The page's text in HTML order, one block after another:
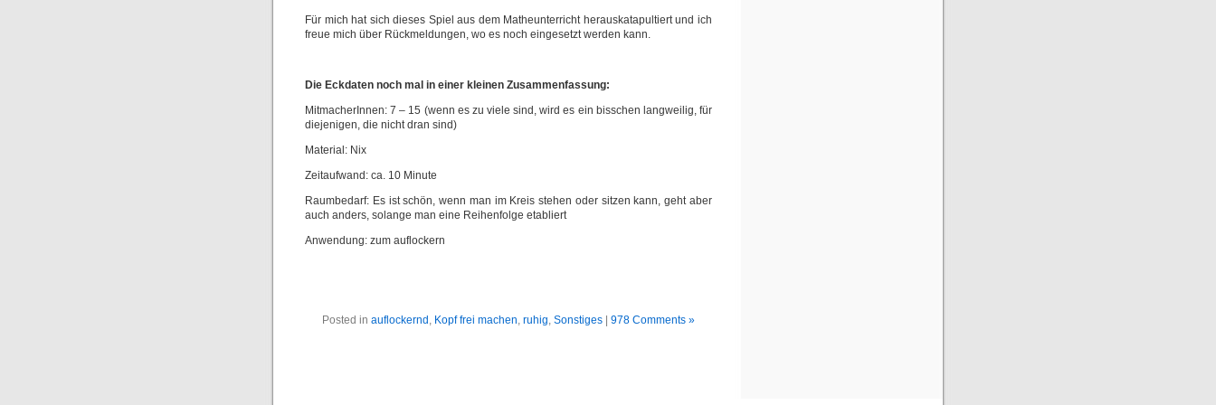
Für mich hat sich dieses Spiel aus dem Matheunterricht herauskatapultiert und ich
freue mich über Rückmeldungen, wo es noch eingesetzt werden kann.
Die Eckdaten noch mal in einer kleinen Zusammenfassung:
MitmacherInnen: 7 – 15 (wenn es zu viele sind, wird es ein bisschen langweilig, für
diejenigen, die nicht dran sind)
Material: Nix
Zeitaufwand: ca. 10 Minute
Raumbedarf: Es ist schön, wenn man im Kreis stehen oder sitzen kann, geht aber
auch anders, solange man eine Reihenfolge etabliert
Anwendung: zum auflockern
Posted in auflockernd , Kopf frei machen, ruhig, Sonstiges 978 Comments »